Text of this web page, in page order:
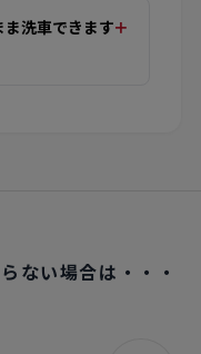
洗車できます
ない場合は・・・